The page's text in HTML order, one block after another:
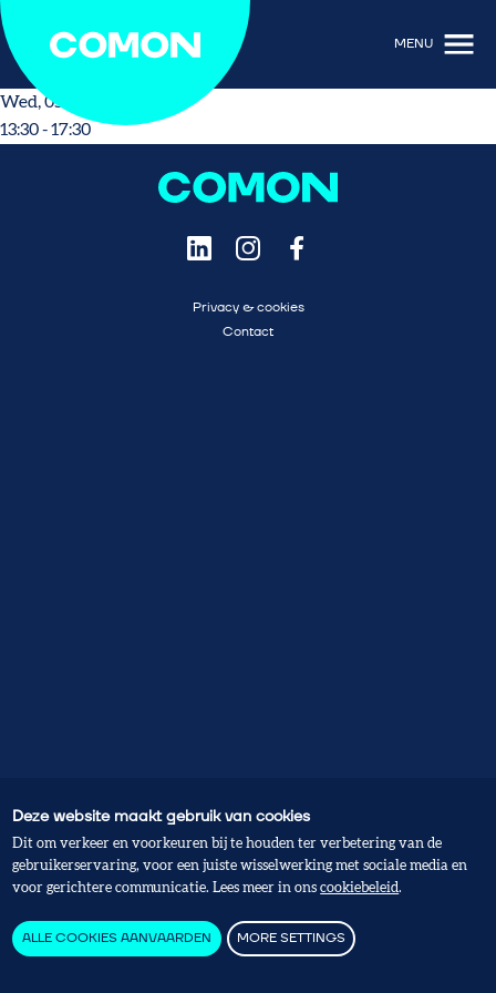
MENU
Wed, 05/27/2026 - 13:30
13:30 - 17:30
Privacy & cookies
Contact
Deze website maakt gebruik van cookies
Dit om verkeer en voorkeuren bij te houden ter verbetering van de
gebruikerservaring, voor een juiste wisselwerking met sociale media en
voor gerichtere communicatie. Lees meer in onscookiebeleid.
ALLE COOKIES AANVAARDEN MORE SETTINGS